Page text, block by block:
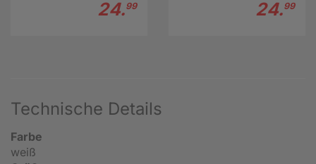
24.99 24.99
Technische Details
Farbe
weiß